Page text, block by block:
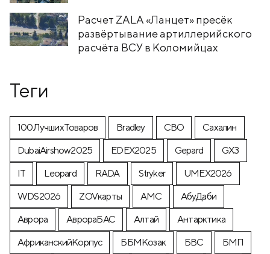
Расчет ZALA «Ланцет» пресёк
развёртывание артиллерийского
расчёта ВСУ в Коломийцах
Теги
100ЛучшихТоваров Bradley CВО
Cахалин
DubaiAirshow2025
EDEX2025 Gepard
GX3
IT
Leopard RADA Stryker
UMEX2026
WDS2026
ZOVкарты АМС
АбуДаби
Аврора
АврораБАС Алтай
Антарктика
АфриканскийКорпус
ББМКозак БВС
БМП